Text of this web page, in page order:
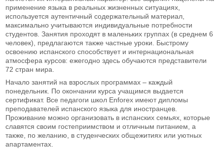
применение языка в реальных жизненных ситуациях,
используется аутентичный содержательный материал,
максимально учитываются индивидуальные потребности
студентов. Занятия проходят в маленьких группах (в среднем 6
человек), предлагаются также частные уроки. Быстрому
освоению испанского способствует и интернациональная
атмосфера курсов: ежегодно здесь обучаются представители
72 стран мира.
Начало занятий на взрослых программах – каждый
понедельник. По окончании курса учащимся выдается
сертификат. Все педагоги школ Enforex имеют дипломы
преподавателей испанского языка для иностранцев.
Проживание можно организовать в испанских семьях, которые
славятся своим гостеприимством и отличным питанием, а
также, по желанию, в студенческих общежитиях или уютных
апартаментах.